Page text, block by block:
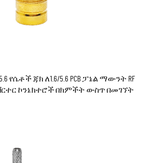
የሴቶች ጃክ ለ1.6/5.6 PCB ፓኔል ማውንት RF
ኮንኔክተሮች በክምችት ውስጥ በመገኘት